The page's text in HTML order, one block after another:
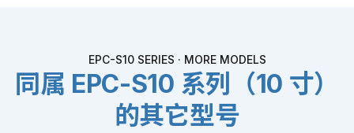
EPC-S10 SERIES · MORE MODELS
同属 EPC-S10 系列（10 寸）
的其它型号